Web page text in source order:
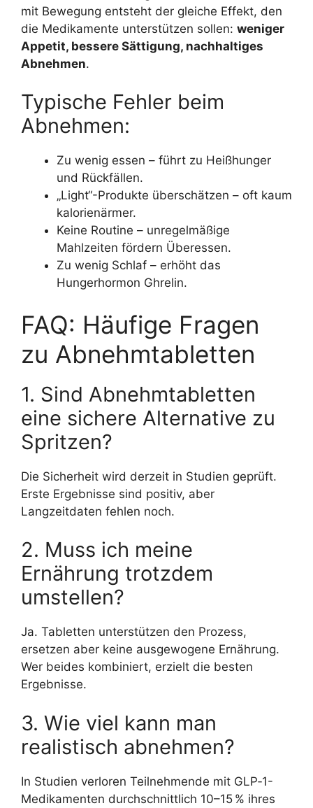
mit Bewegung entsteht der gleiche Effekt, den
die Medikamente unterstützen sollen: weniger
Appetit, bessere Sättigung, nachhaltiges
Abnehmen.
Typische Fehler beim
Abnehmen:
Zu wenig essen – führt zu Heißhunger
und Rückfällen.
„Light“-Produkte überschätzen – oft kaum
kalorienärmer.
Keine Routine – unregelmäßige
Mahlzeiten fördern Überessen.
Zu wenig Schlaf – erhöht das
Hungerhormon Ghrelin.
FAQ: Häufige Fragen
zu Abnehmtabletten
1. Sind Abnehmtabletten
eine sichere Alternative zu
Spritzen?
Die Sicherheit wird derzeit in Studien geprüft.
Erste Ergebnisse sind positiv, aber
Langzeitdaten fehlen noch.
2. Muss ich meine
Ernährung trotzdem
umstellen?
Ja. Tabletten unterstützen den Prozess,
ersetzen aber keine ausgewogene Ernährung.
Wer beides kombiniert, erzielt die besten
Ergebnisse.
3. Wie viel kann man
realistisch abnehmen?
In Studien verloren Teilnehmende mit GLP‑1-
Medikamenten durchschnittlich 10–15 % ihres